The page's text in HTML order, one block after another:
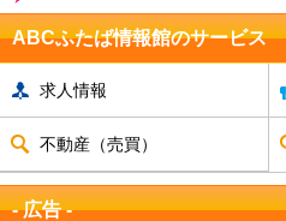
ABCふたば情報館のサービス
求人情報
不動産（売買）
- 広告 -